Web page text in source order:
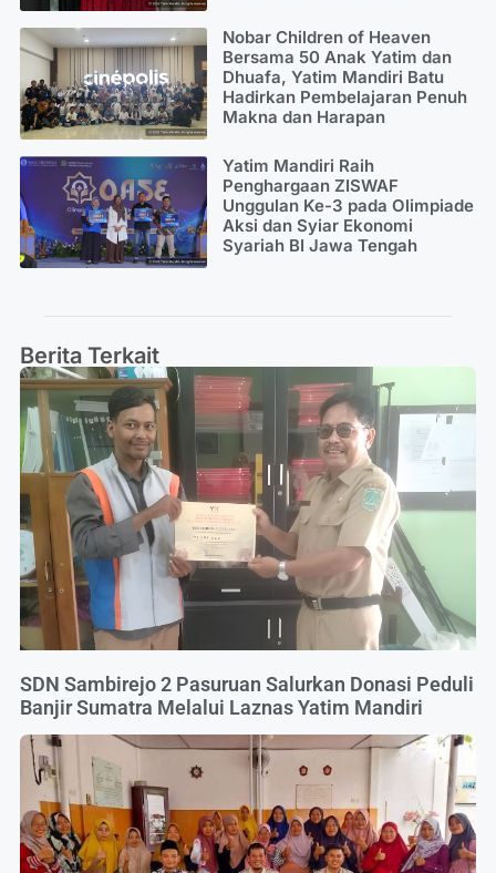
Nobar Children of Heaven
Bersama 50 Anak Yatim dan
Dhuafa, Yatim Mandiri Batu
Hadirkan Pembelajaran Penuh
Makna dan Harapan
Yatim Mandiri Raih
Penghargaan ZISWAF
Unggulan Ke-3 pada Olimpiade
Aksi dan Syiar Ekonomi
Syariah BI Jawa Tengah
Berita Terkait
SDN Sambirejo 2 Pasuruan Salurkan Donasi Peduli
Banjir Sumatra Melalui Laznas Yatim Mandiri